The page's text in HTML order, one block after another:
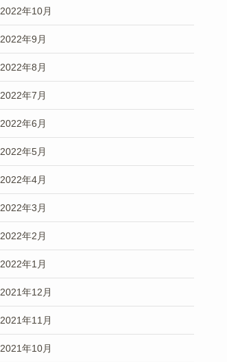
2022年10月
2022年9月
2022年8月
2022年7月
2022年6月
2022年5月
2022年4月
2022年3月
2022年2月
2022年1月
2021年12月
2021年11月
2021年10月